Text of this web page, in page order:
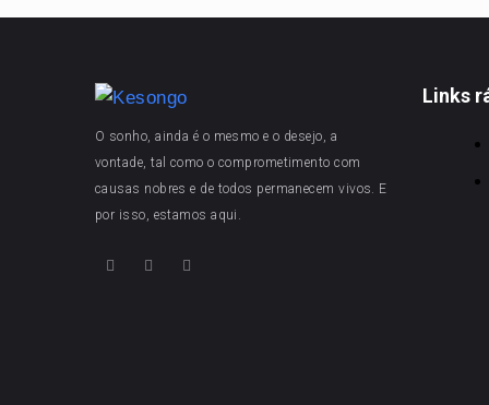
O sonho, ainda é o mesmo e o desejo, a
vontade, tal como o comprometimento com
causas nobres e de todos permanecem vivos. E
por isso, estamos aqui.
Links